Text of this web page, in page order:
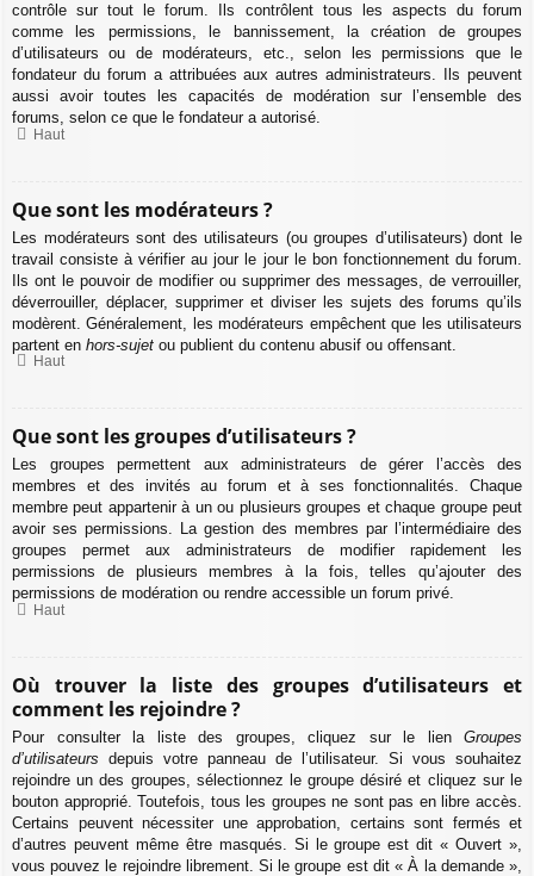
contrôle sur tout le forum. Ils contrôlent tous les aspects du forum
comme les permissions, le bannissement, la création de groupes
d’utilisateurs ou de modérateurs, etc., selon les permissions que le
fondateur du forum a attribuées aux autres administrateurs. Ils peuvent
aussi avoir toutes les capacités de modération sur l’ensemble des
forums, selon ce que le fondateur a autorisé.
Haut
Que sont les modérateurs ?
Les modérateurs sont des utilisateurs (ou groupes d’utilisateurs) dont le
travail consiste à vérifier au jour le jour le bon fonctionnement du forum.
Ils ont le pouvoir de modifier ou supprimer des messages, de verrouiller,
déverrouiller, déplacer, supprimer et diviser les sujets des forums qu’ils
modèrent. Généralement, les modérateurs empêchent que les utilisateurs
partent en hors-sujet ou publient du contenu abusif ou offensant.
Haut
Que sont les groupes d’utilisateurs ?
Les groupes permettent aux administrateurs de gérer l’accès des
membres et des invités au forum et à ses fonctionnalités. Chaque
membre peut appartenir à un ou plusieurs groupes et chaque groupe peut
avoir ses permissions. La gestion des membres par l’intermédiaire des
groupes permet aux administrateurs de modifier rapidement les
permissions de plusieurs membres à la fois, telles qu’ajouter des
permissions de modération ou rendre accessible un forum privé.
Haut
Où trouver la liste des groupes d’utilisateurs et
comment les rejoindre ?
Pour consulter la liste des groupes, cliquez sur le lien Groupes
d’utilisateurs depuis votre panneau de l’utilisateur. Si vous souhaitez
rejoindre un des groupes, sélectionnez le groupe désiré et cliquez sur le
bouton approprié. Toutefois, tous les groupes ne sont pas en libre accès.
Certains peuvent nécessiter une approbation, certains sont fermés et
d’autres peuvent même être masqués. Si le groupe est dit « Ouvert »,
vous pouvez le rejoindre librement. Si le groupe est dit « À la demande »,